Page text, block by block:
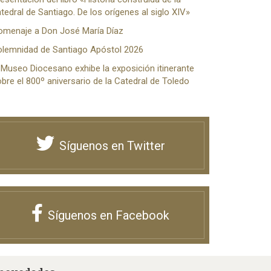
de Santiago. De los orígenes al siglo XIV»
a Don José María Díaz
de Santiago Apóstol 2026
Museo Diocesano exhibe la exposición itinerante
el 800º aniversario de la Catedral de Toledo
Síguenos en Twitter
Síguenos en Facebook